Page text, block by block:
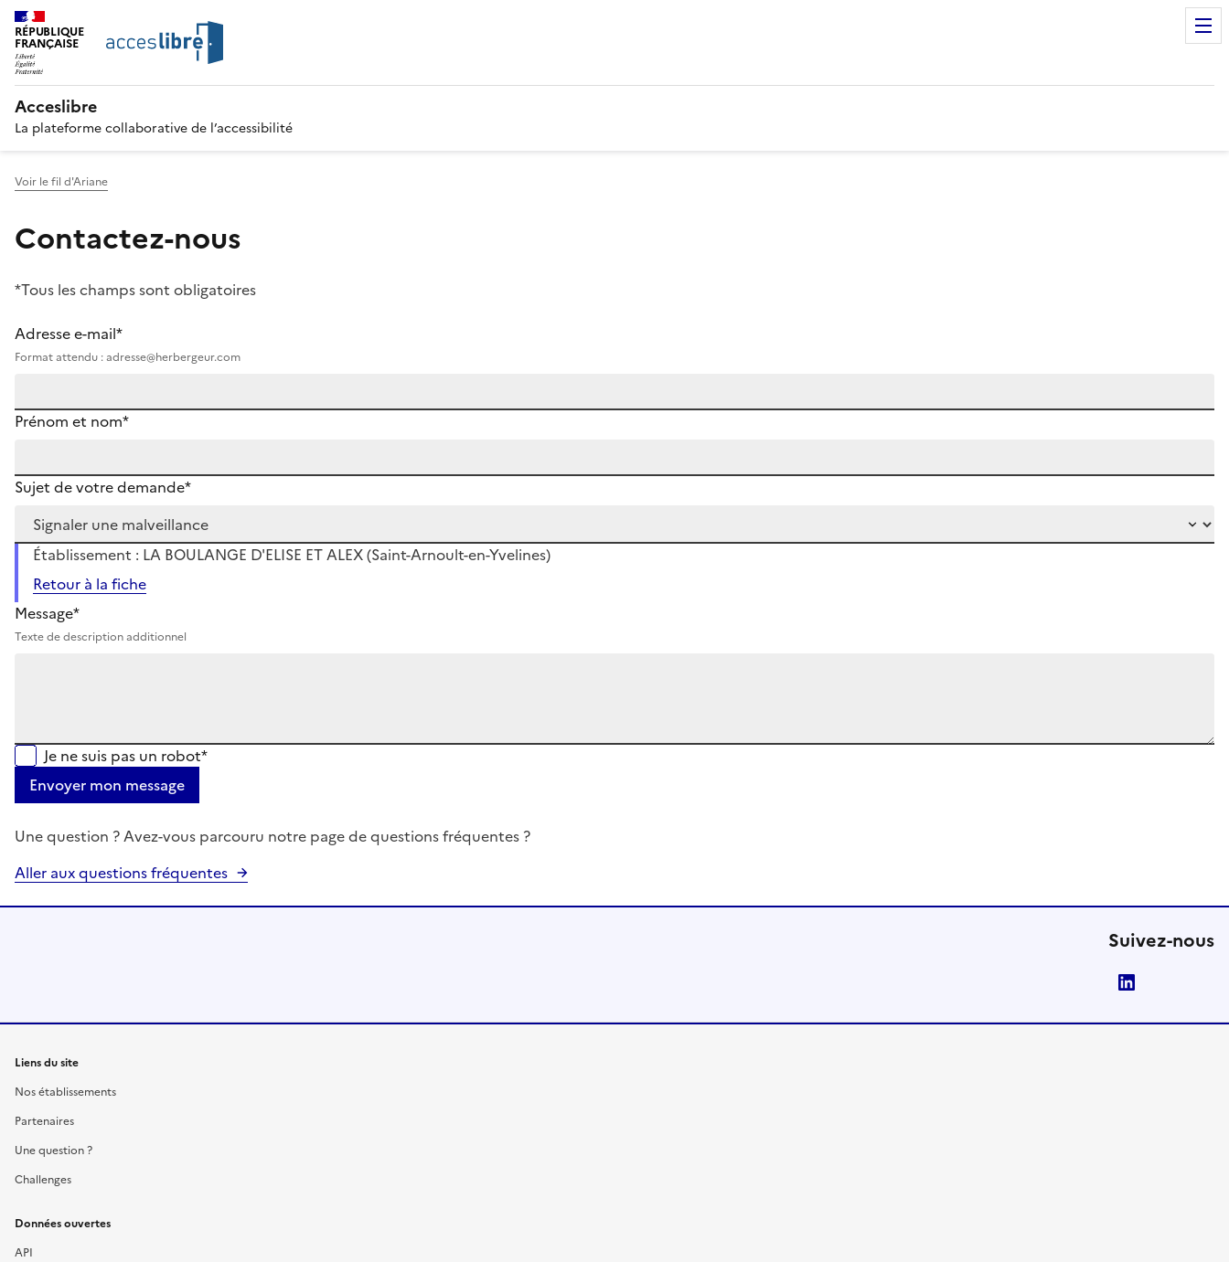
RÉPUBLIQUE
FRANÇAISE
Acceslibre
La plateforme collaborative de l’accessibilité
Voir le fil d'Ariane
Contactez-nous
*Tous les champs sont obligatoires
Adresse e-mail*
Format attendu : adresse@herbergeur.com
Prénom et nom*
Sujet de votre demande*
Établissement : LA BOULANGE D'ELISE ET ALEX (Saint-Arnoult-en-Yvelines)
Retour à la fiche
Message*
Texte de description additionnel
Je ne suis pas un robot*
Envoyer mon message
Une question ? Avez-vous parcouru notre page de questions fréquentes ?
Aller aux questions fréquentes
Suivez-nous
Liens du site
Nos établissements
Partenaires
Une question ?
Challenges
Données ouvertes
API